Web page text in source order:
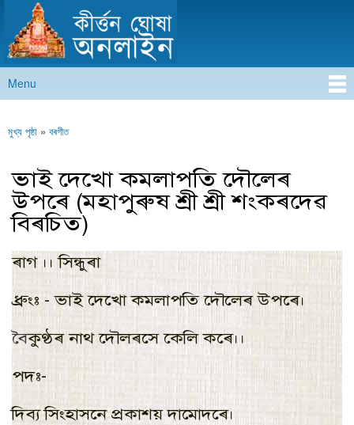
main
content
কীৰ্ত্তন ঘোষা অনলাইন
Main menu
Menu
You are here
মুখ্য পৃষ্ঠা » বৰগীত
ভাই দেখাে কমলাপতি দৌলেৰ
উপৰে (মহাপুৰুষ শ্ৰী শ্ৰী শংকৰদেৱ
বিৰচিত)
ৰাগ ।। সিন্ধুৰা
ধ্রুং: - ভাই দেখাে কমলাপতি দৌলেৰ উপৰে।
বৈকুণ্ঠৰ নাথদৌলৰসে কেলি কৰে।।
পদ:-
দিব্য সিংহাসনে প্রকাশয় দামােদৰে।